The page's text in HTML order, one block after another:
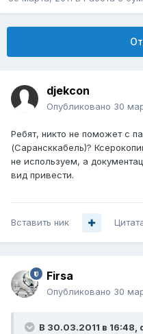
djekcon
Опубликовано 30
Ребят, никто не поможет с
(Сарансккабель)?
не используем, а
вид привести.
Вставить ник
Firsa
Опубликовано 30
В 30.03.2011 в 16:48,